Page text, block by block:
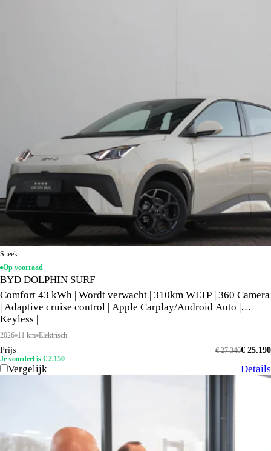
Sneek
Op voorraad
BYD DOLPHIN SURF
Comfort 43 kWh | Wordt verwacht | 310km WLTP | 360 Camera
| Adaptive cruise control | Apple Carplay/Android Auto |
Keyless |
2026 11 km Elektrisch
Prijs € 25.190
€ 27.340
Je voordeel is € 2.150
Vergelijk Details